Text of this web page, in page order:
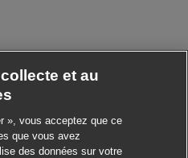
et au
», vous acceptez que ce
que vous avez
des données sur votre